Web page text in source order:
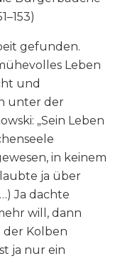
gefunden.
Leben
und
unter der
„Sein Leben
in keinem
ja über
Ja dachte
will, dann
der Kolben
ja nur ein